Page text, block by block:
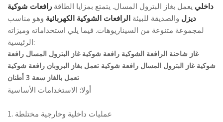
داخلي يعمل بغاز البترول المسال. يتمتع بمزايا الطاقة رافعات شوكية
ديزل والصديقة للبيئة الرافعات الشوكية الكهربائية وهو مناسب
لمجموعة متنوعة من السيناريوهات. فيما يلي استخداماته وميزاته
الرئيسية:
غاز شاحنة الرافعة الشوكية رافعة شوكية غاز البترول المسال رافعة
شوكية غاز البترول المسال رافعة شوكية تعمل بغاز البروبان رافعة شوكية
تعمل بالغاز سعة 3 أطنان
أولا: الاستخدامات الأساسية
1. عمليات داخلية وخارجية مختلطة